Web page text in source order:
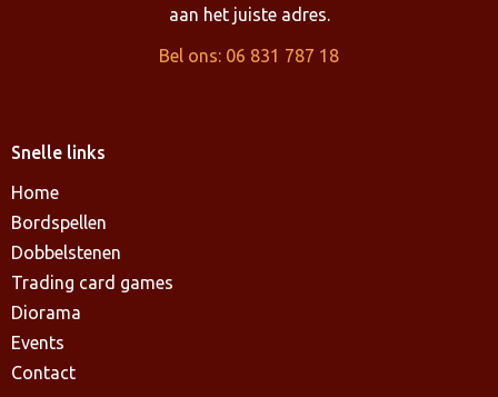
aan het juiste adres.
Bel ons: 06 831 787 18
Snelle links
Home
Bordspellen
Dobbelstenen
Trading card games
Diorama
Events
Contact